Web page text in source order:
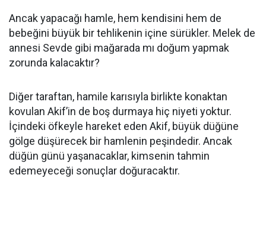
Ancak yapacağı hamle, hem kendisini hem de
bebeğini büyük bir tehlikenin içine sürükler. Melek de
annesi Sevde gibi mağarada mı doğum yapmak
zorunda kalacaktır?
Diğer taraftan, hamile karısıyla birlikte konaktan
kovulan Akif’in de boş durmaya hiç niyeti yoktur.
İçindeki öfkeyle hareket eden Akif, büyük düğüne
gölge düşürecek bir hamlenin peşindedir. Ancak
düğün günü yaşanacaklar, kimsenin tahmin
edemeyeceği sonuçlar doğuracaktır.